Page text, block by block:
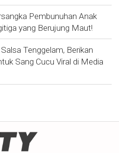
Pembunuhan Anak
yang Berujung Maut!
Tenggelam, Berikan
Sang Cucu Viral di Media